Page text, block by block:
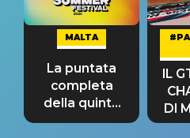
MALTA
La puntata
completa
della quinta
tappa
IL
DI